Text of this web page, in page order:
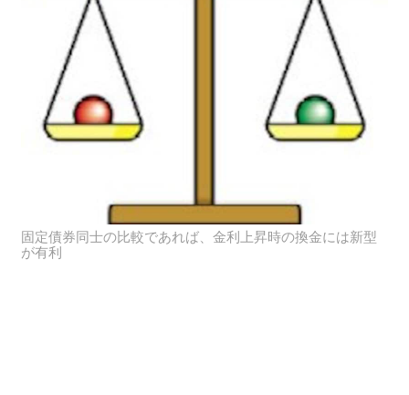
固定債券同士の比較であれば、金利上昇時の換金には新型
が有利